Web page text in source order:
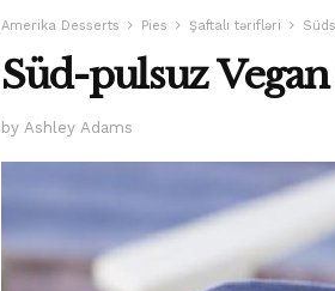
Amerika Desserts Pies Şaftalı tərifləri
Süd-pulsuz
by Ashley Adams